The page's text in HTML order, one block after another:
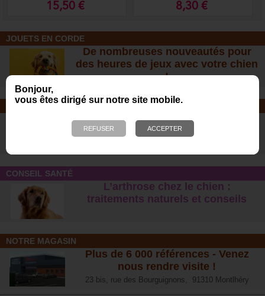
Bonjour,
vous êtes dirigé sur notre site mobile.
15,50 € 8,30 €
JOUETS EN CORDE
De nombreuses nouveautés pour
des heures de jeux avec votre chien
!
SOINS ET SHAMPOOING
Tout pour l'hygiène et les soins de
votre chien !
CONSEIL SANTÉ
L’arthrose chez le chien :
traitements naturels et conseil s
NOTRE MAGASIN
Plus de 6 000 références - Venez
nous rendre visite !
23 bis, rue des Bourguignons, 91310 Montlhéry